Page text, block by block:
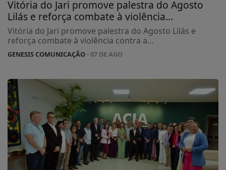
Vitória do Jari promove palestra do Agosto
Lilás e reforça combate à violência...
Vitória do Jari promove palestra do Agosto Lilás e
reforça combate à violência contra a...
GENESIS COMUNICAÇÃO- 07 DE AGO